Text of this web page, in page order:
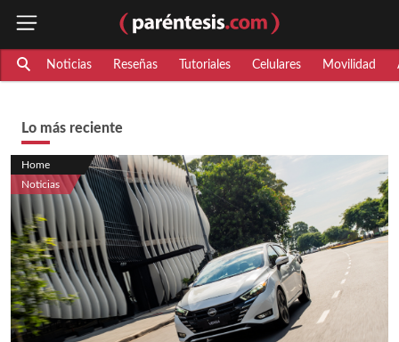
Noticias Reseñas Tutoriales Celulares Movilidad
Lo más reciente
Home
Noticias